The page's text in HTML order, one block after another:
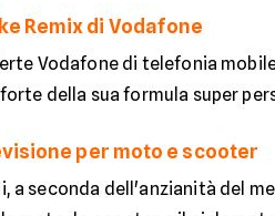
Remix di Vodafone
Vodafone di telefonia
della sua formula super
per moto e scooter
a seconda dell'anzianità del